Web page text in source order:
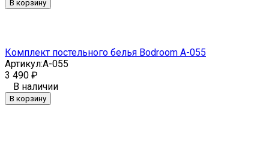
В корзину
Комплект постельного белья Bodroom A-055
Артикул:A-055
3 490 ₽
В наличии
В корзину